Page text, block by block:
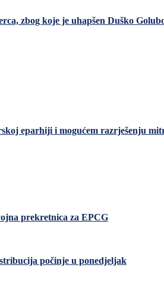
zbog koje je uhapšen Duško
eparhiji i mogućem razrješenju
prekretnica za EPCG
počinje u ponedjeljak